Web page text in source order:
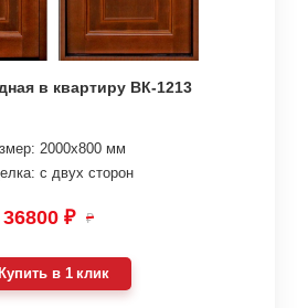
в квартиру ВК-1213
2000х800 мм
с двух сторон
36800 ₽ ₽
Купить в 1 клик